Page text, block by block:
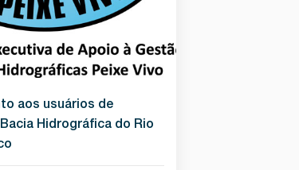
aos usuários de
Hidrográfica do Rio